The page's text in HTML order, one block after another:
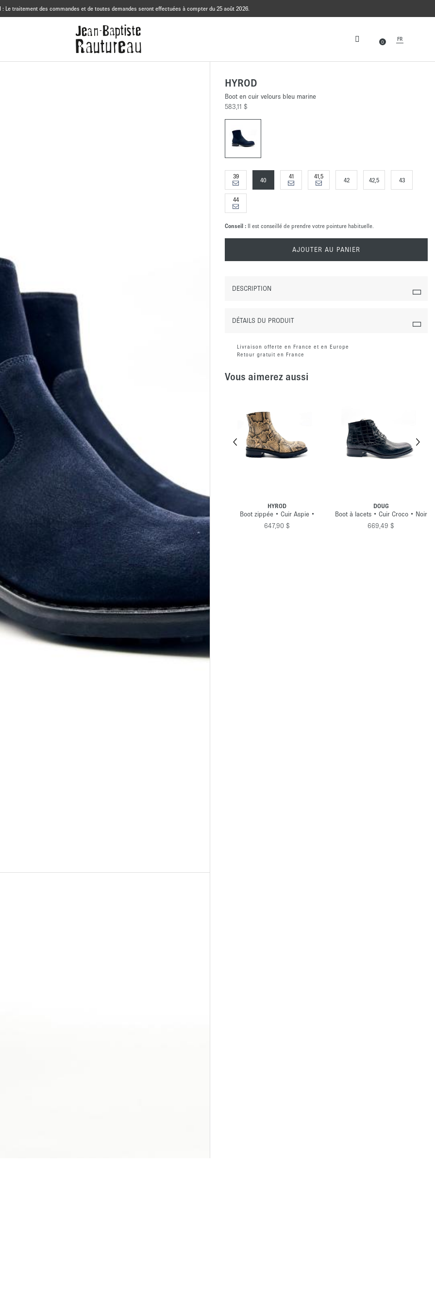
: Le traitement des commandes et de toutes demandes seront effectuées à compter du 25 août 2026.
0 FR
HYROD
Boot en cuir velours bleu marine
583,11 $
39
40
41 41,5
42 42,5 43
44
Conseil : Il est conseillé de prendre votre pointure habituelle.
AJOUTER AU PANIER
DESCRIPTION
DÉTAILS DU PRODUIT
Livraison offerte en France et en Europe
Retour gratuit en France
Vous aimerez aussi
MUNSTER
Boot Jodhpur • Cuir lisse • Noir
Boot à élastiques • Cuir velours •
Artésian
669,49 $
HYROD
Boot zippée • Cuir Aspie •
647,90 $
DOUG
Boot à lacets • Cuir Croco • Noir
669,49 $